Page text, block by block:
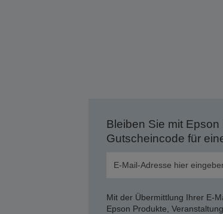
Bleiben Sie mit
Gutscheincode für
Mit der Übermittlung Ihrer E-
Epson Produkte,